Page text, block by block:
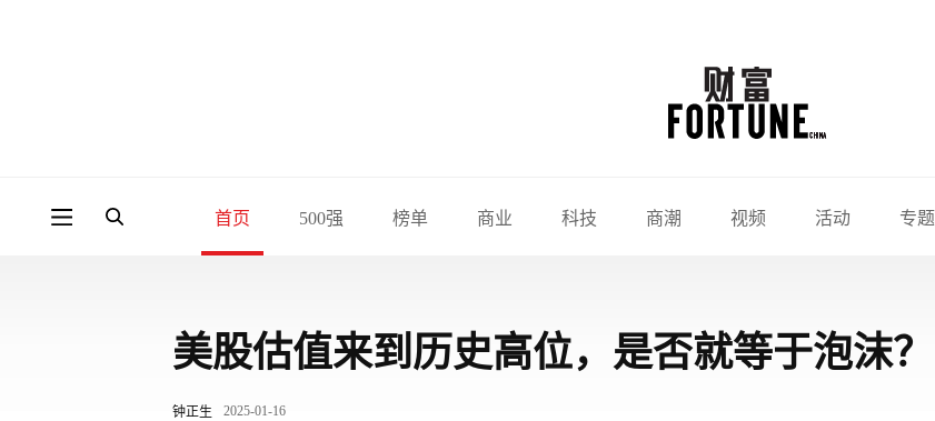
首页 500强 榜单 商业 科技 商潮 视频 活动 专题
美股估值来到历史高位，是否就等于泡沫？
钟正生 2025-01-16